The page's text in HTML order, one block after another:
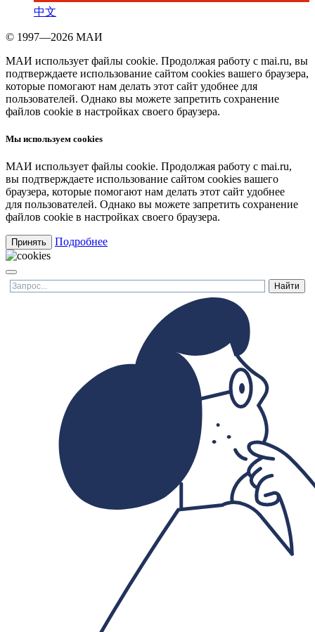
中文
© 1997—2026 МАИ
МАИ использует файлы cookie. Продолжая работу с mai.ru, вы
подтверждаете использование сайтом cookies вашего браузера,
которые помогают нам делать этот сайт удобнее для
пользователей. Однако вы можете запретить сохранение
файлов cookie в настройках своего браузера.
Мы используем cookies
МАИ использует файлы cookie. Продолжая работу с mai.ru,
вы подтверждаете использование сайтом cookies вашего
браузера, которые помогают нам делать этот сайт удобнее
для пользователей. Однако вы можете запретить сохранение
файлов cookie в настройках своего браузера.
Принять Подробнее